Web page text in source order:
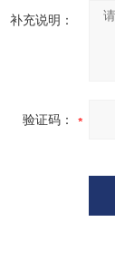
补充说明：
验证码：